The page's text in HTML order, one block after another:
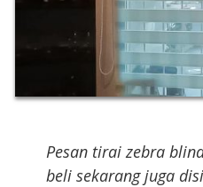
Pesan tirai zebra
beli sekarang juga